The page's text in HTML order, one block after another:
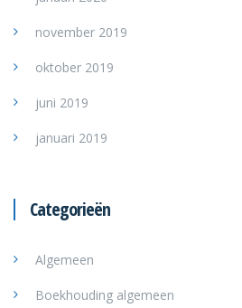
november 2019
oktober 2019
juni 2019
januari 2019
Categorieën
Algemeen
Boekhouding algemeen